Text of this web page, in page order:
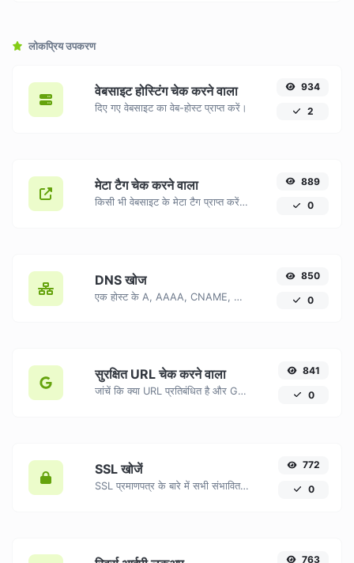
लोकप्रिय उपकरण
वेबसाइट होस्टिंग चेक करने वाला
दिए गए वेबसाइट का वेब-होस्ट प्राप्त करें।
934
2
मेटा टैग चेक करने वाला
किसी भी वेबसाइट के मेटा टैग प्राप्त करें और सत्यापित करें।
889
0
DNS खोज
एक होस्ट के A, AAAA, CNAME, MX, NS, TXT, SOA DNS रिकॉर्ड खोजें।
850
0
सुरक्षित URL चेक करने वाला
जांचें कि क्या URL प्रतिबंधित है और Google द्वारा सुरक्षित/असुरक्षित के रूप में चिह्नित किया गया है।
841
0
SSL खोजें
SSL प्रमाणपत्र के बारे में सभी संभावित विवरण प्राप्त करें।
772
0
763